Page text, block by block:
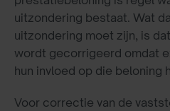
uitzondering bestaat. Wat
uitzondering moet zijn, is
wordt gecorrigeerd omdat
hun invloed op die beloning
Voor correctie van de